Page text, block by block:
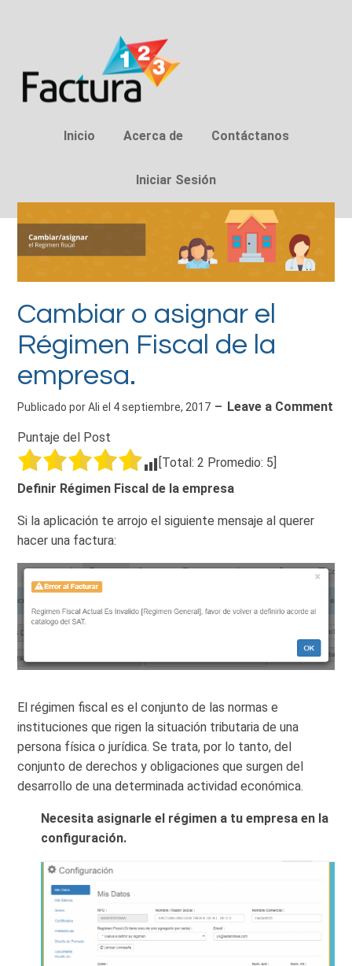
Inicio Acerca de Contáctanos
Iniciar Sesión
Cambiar o asignar el
Régimen Fiscal de la
empresa.
Publicado porAli el 4 septiembre, 2017 Leave a Comment
Puntaje del Post
[Total:2 Promedio: 5
Definir Régimen Fiscal de la empresa
Si la aplicación te arrojo el siguiente mensaje al querer
hacer una factura:
El régimen fiscal es el conjunto de las normas e
instituciones que rigen la situación tributaria de una
persona física o jurídica. Se trata, por lo tanto, del
conjunto de derechos y obligaciones que surgen del
desarrollo de una determinada actividad económica.
Necesita asignarle el régimen a tu empresa en la
configuración.